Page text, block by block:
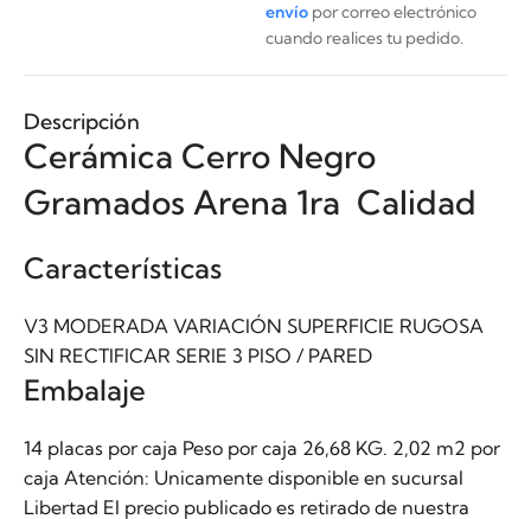
envíopor correo electrónico
cuando realices tu pedido.
Descripción
Cerámica Cerro Negro
Gramados Arena 1ra Calidad
Características
V3 MODERADA VARIACIÓN SUPERFICIE RUGOSA
SIN RECTIFICAR SERIE 3 PISO / PARED
Embalaje
14 placas por caja Peso por caja 26,68 KG. 2,02 m2 por
caja Atención: Unicamente disponible en sucursal
Libertad El precio publicado es retirado de nuestra